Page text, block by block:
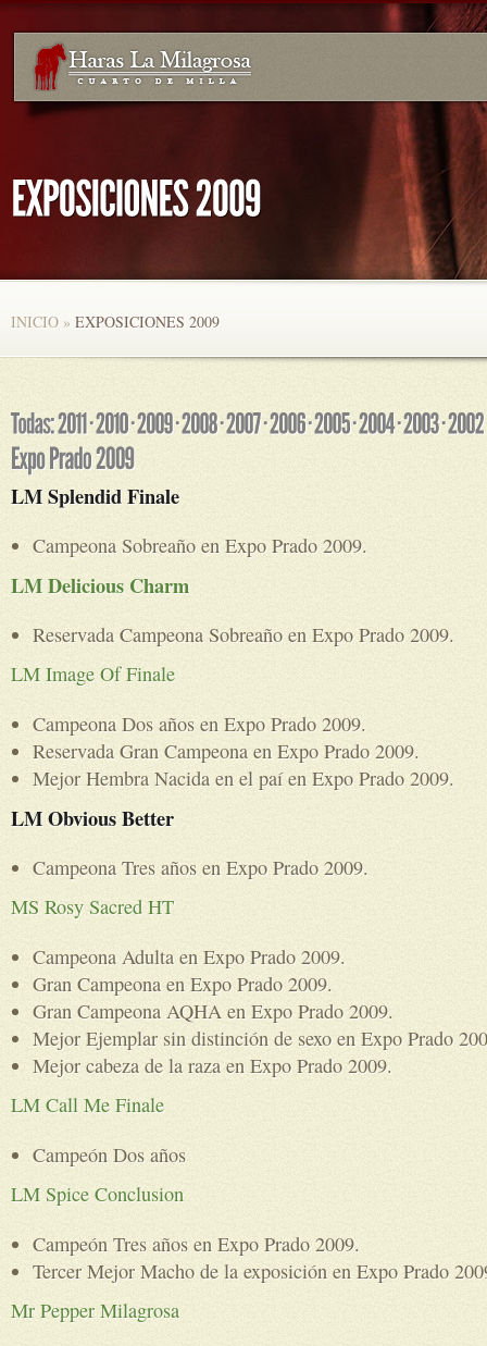
INICIO » EXPOSICIONES 2009
LM Splendid Finale
Campeona Sobreaño en Expo Prado 2009.
LM Delicious Charm
Reservada Campeona Sobreaño en Expo Prado 2009.
LM Image Of Finale
Campeona Dos años en Expo Prado 2009.
Reservada Gran Campeona en Expo Prado 2009.
Mejor Hembra Nacida en el paí en Expo Prado 2009.
LM Obvious Better
Campeona Tres años en Expo Prado 2009.
MS Rosy Sacred HT
Campeona Adulta en Expo Prado 2009.
Gran Campeona en Expo Prado 2009.
Gran Campeona AQHA en Expo Prado 2009.
Mejor Ejemplar sin distinción de sexo en Expo Prado
Mejor cabeza de la raza en Expo Prado 2009.
LM Call Me Finale
Campeón Dos años
LM Spice Conclusion
Campeón Tres años en Expo Prado 2009.
Tercer Mejor Macho de la exposición en Expo Prado
Mr Pepper Milagrosa